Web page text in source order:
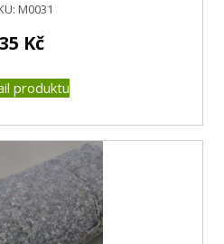
M0031
35 Kč
produktu